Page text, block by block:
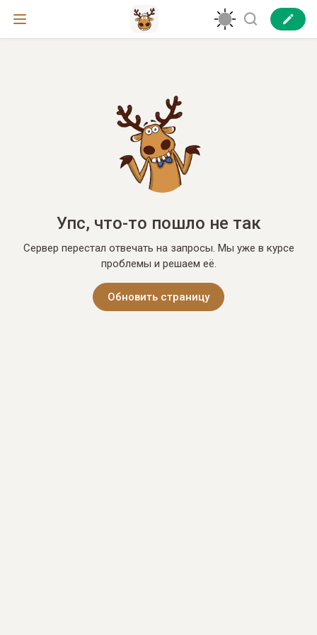
Упс, что-то пошло не так
Сервер перестал отвечать на запросы. Мы уже в курсе
проблемы и решаем её.
Обновить страницу